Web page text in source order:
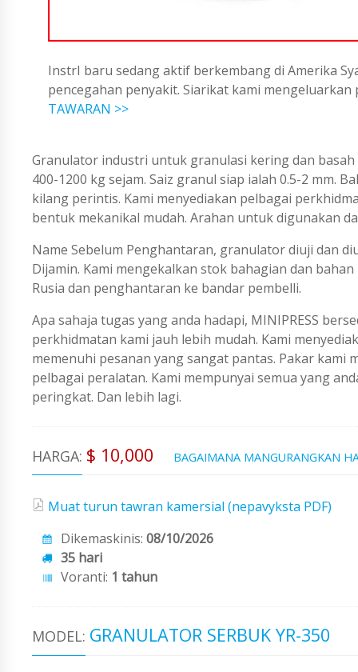
InstrI baru sedang aktif berkembang di Amerika
pencegahan penyakit. Siarikat kami
TAWARAN >>
Granulator industri untuk granulasi kering dan
400-1200 kg sejam. Saiz granul siap ialah 0.5-2 mm.
kilang perintis. Kami menyediakan pelbagai
bentuk mekanikal mudah. Arahan untuk digunakan
Name Sebelum Penghantaran, granulator diuji dan
Dijamin. Kami mengekalkan stok bahagian dan
Rusia dan penghantaran ke bandar pembelli.
Apa sahaja tugas yang anda hadapi, MINIPRESS
perkhidmatan kami jauh lebih mudah. Kami
memenuhi pesanan yang sangat pantas. Pakar
pelbagai peralatan. Kami mempunyai semua yang
peringkat. Dan lebih lagi.
HARGA: $ 10,000 BAGAIMANA MANGURANGKAN
Muat turun tawran kamersial (nepavyksta PDF)
Dikemaskinis: 08/10/2026
35 hari
Voranti: 1 tahun
MODEL: GRANULATOR SERBUK YR-350